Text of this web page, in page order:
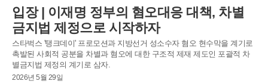
입장 | 이재명 정부의 혐오대응 대책, 차별
금지법 제정으로 시작하자
스타벅스 '탱크데이' 프로모션과 지방선거 성소수자 혐오 현수막을 계기로
촉발된 사회적 공분을 차별과 혐오에 대한 구조적 제재 제도인 포괄적 차
별금지법 제정의 계기로 삼자.
2026년 5월 29일